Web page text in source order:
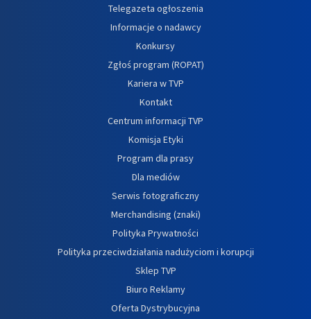
Telegazeta ogłoszenia
Informacje o nadawcy
Konkursy
Zgłoś program (ROPAT)
Kariera w TVP
Kontakt
Centrum informacji TVP
Komisja Etyki
Program dla prasy
Dla mediów
Serwis fotograficzny
Merchandising (znaki)
Polityka Prywatności
Polityka przeciwdziałania nadużyciom i korupcji
Sklep TVP
Biuro Reklamy
Oferta Dystrybucyjna